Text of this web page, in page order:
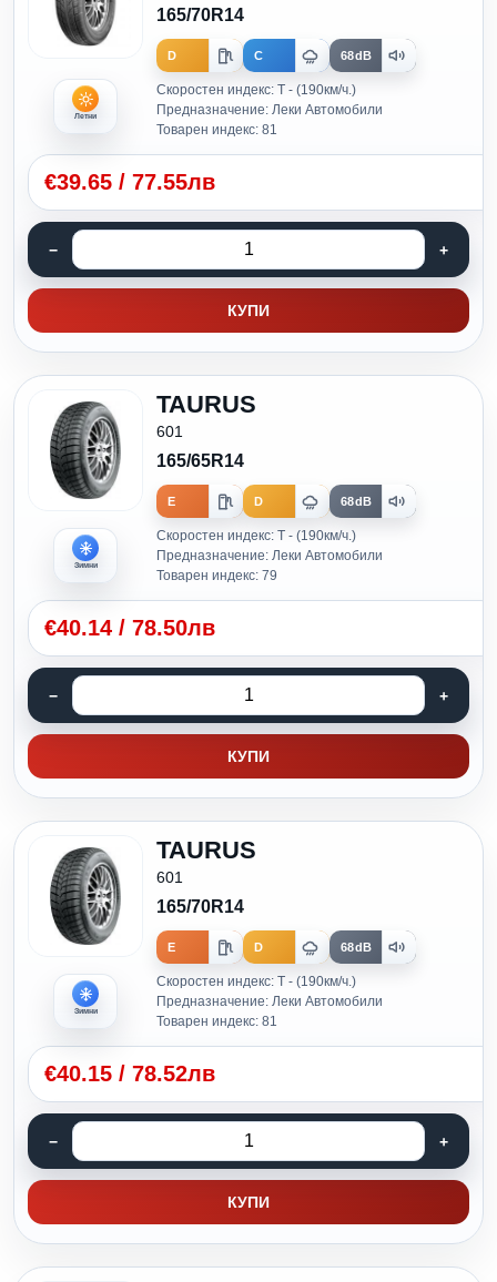
Летни
165/70R14
D C 68dB
Скоростен индекс: T - (190км/ч.)
Предназначение: Леки Автомобили
Товарен индекс: 81
€39.65 / 77.55лв
КУПИ
Зимни
TAURUS
601
165/65R14
E D 68dB
Скоростен индекс: T - (190км/ч.)
Предназначение: Леки Автомобили
Товарен индекс: 79
€40.14 / 78.50лв
КУПИ
Зимни
TAURUS
601
165/70R14
E D 68dB
Скоростен индекс: T - (190км/ч.)
Предназначение: Леки Автомобили
Товарен индекс: 81
€40.15 / 78.52лв
КУПИ